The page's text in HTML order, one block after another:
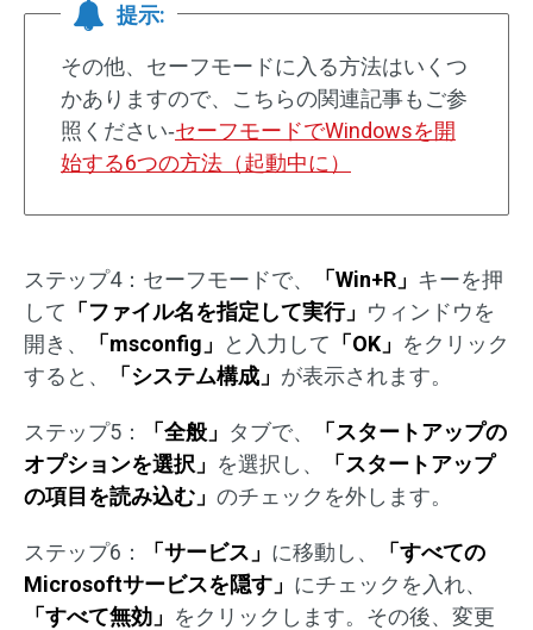
提示:
その他、セーフモードに入る方法はいくつ
かありますので、こちらの関連記事もご参
照ください‐セーフモードでWindowsを開
始する6つの方法（起動中に）
ステップ4：セーフモードで、 「Win+R」 キーを押
して 「ファイル名を指定して実行」 ウィンドウを
開き、
「msconfig」 と入力して 「OK」 をクリック
すると、
「システム構成」 が表示されます。
ステップ5： 「全般」 タブで、
「スタートアップの
オプションを選択」 を選択し、
「スタートアップ
の項目を読み込む」 のチェックを外します。
ステップ6： 「サービス」 に移動し、
「すべての
Microsoftサービスを隠す」 にチェックを入れ、
「すべて無効」 をクリックします。その後、変更